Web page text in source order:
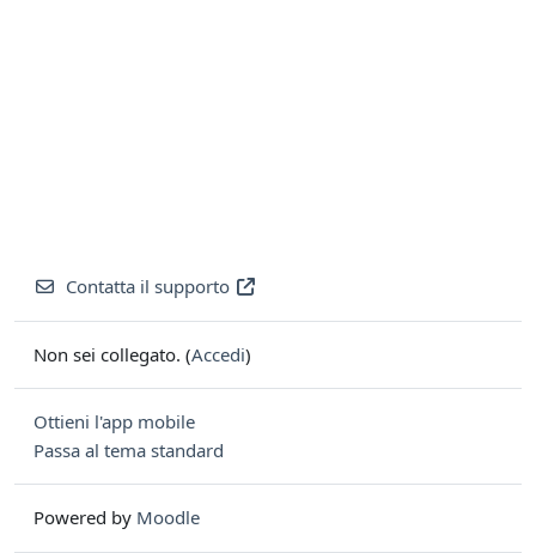
Contatta il supporto
Non sei collegato. (Accedi)
Ottieni l'app mobile
Passa al tema standard
Powered by Moodle